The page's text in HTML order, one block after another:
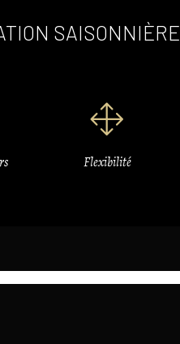
SAISONNIÈRE
Flexibilité